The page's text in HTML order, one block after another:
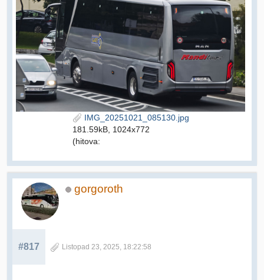
IMG_20251021_085130.jpg
181.59kB, 1024x772
(hitova:
gorgoroth
#817 Listopad 23, 2025, 18:22:58